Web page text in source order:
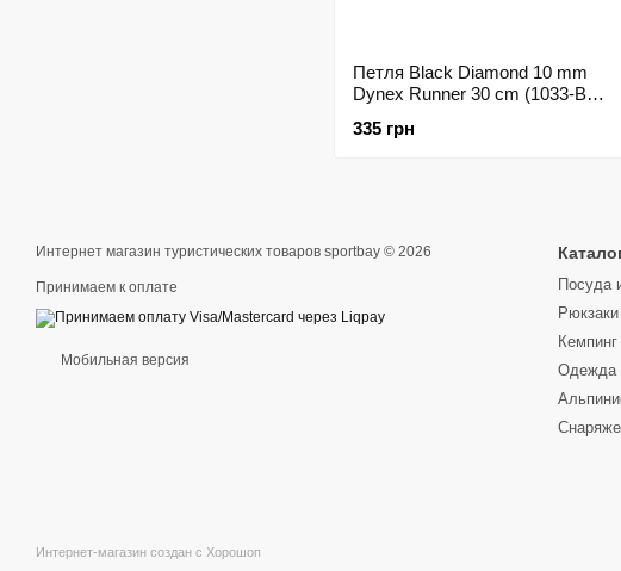
Петля Black Diamond 10 mm
Dynex Runner 30 cm (1033-BD
335 грн
Интернет магазин туристических товаров sportbay © 2026
Принимаем к оплате
Мобильная версия
Интернет-магазин создан с Хорошоп
Посуда
Рюкзаки
Одежда